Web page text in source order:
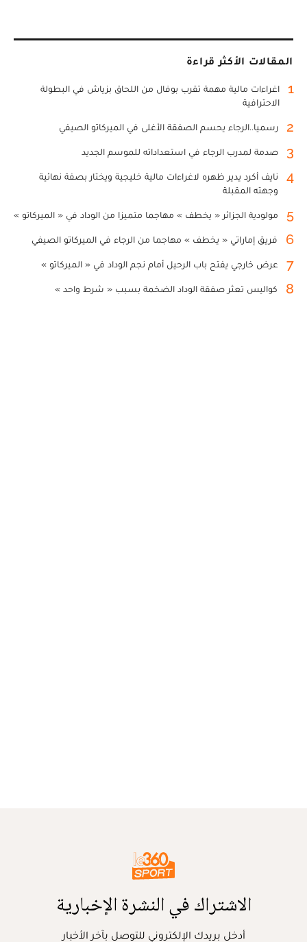
المقالات الأكثر قراءة
1
اغراءات مالية مهمة تقرب بوفال من اللحاق بزياش في البطولة
الاحترافية
2 رسميا..الرجاء يحسم الصفقة الأغلى في الميركاتو الصيفي
3 صدمة لمدرب الرجاء في استعداداته للموسم الجديد
4
نايف أكرد يدير ظهره لاغراءات مالية خليجية ويختار بصفة نهائية
وجهته المقبلة
5 مولودية الجزائر « يخطف » مهاجما متميزا من الوداد في « الميركاتو »
6 فريق إماراتي « يخطف » مهاجما من الرجاء في الميركاتو الصيفي
7 عرض خارجي يفتح باب الرحيل أمام نجم الوداد في « الميركاتو »
8 كواليس تعثر صفقة الوداد الضخمة بسبب « شرط واحد »
الاشتراك في النشرة الإخبارية
أدخل بريدك الإلكتروني للتوصل بآخر الأخبار